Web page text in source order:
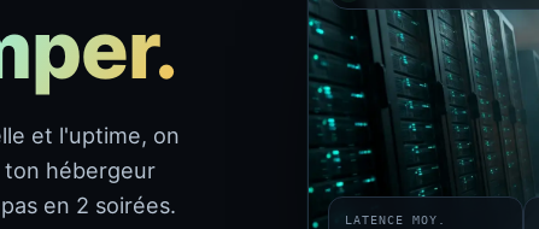
et l'uptime, on
hébergeur
en 2 soirées.
LATENCE MOY.